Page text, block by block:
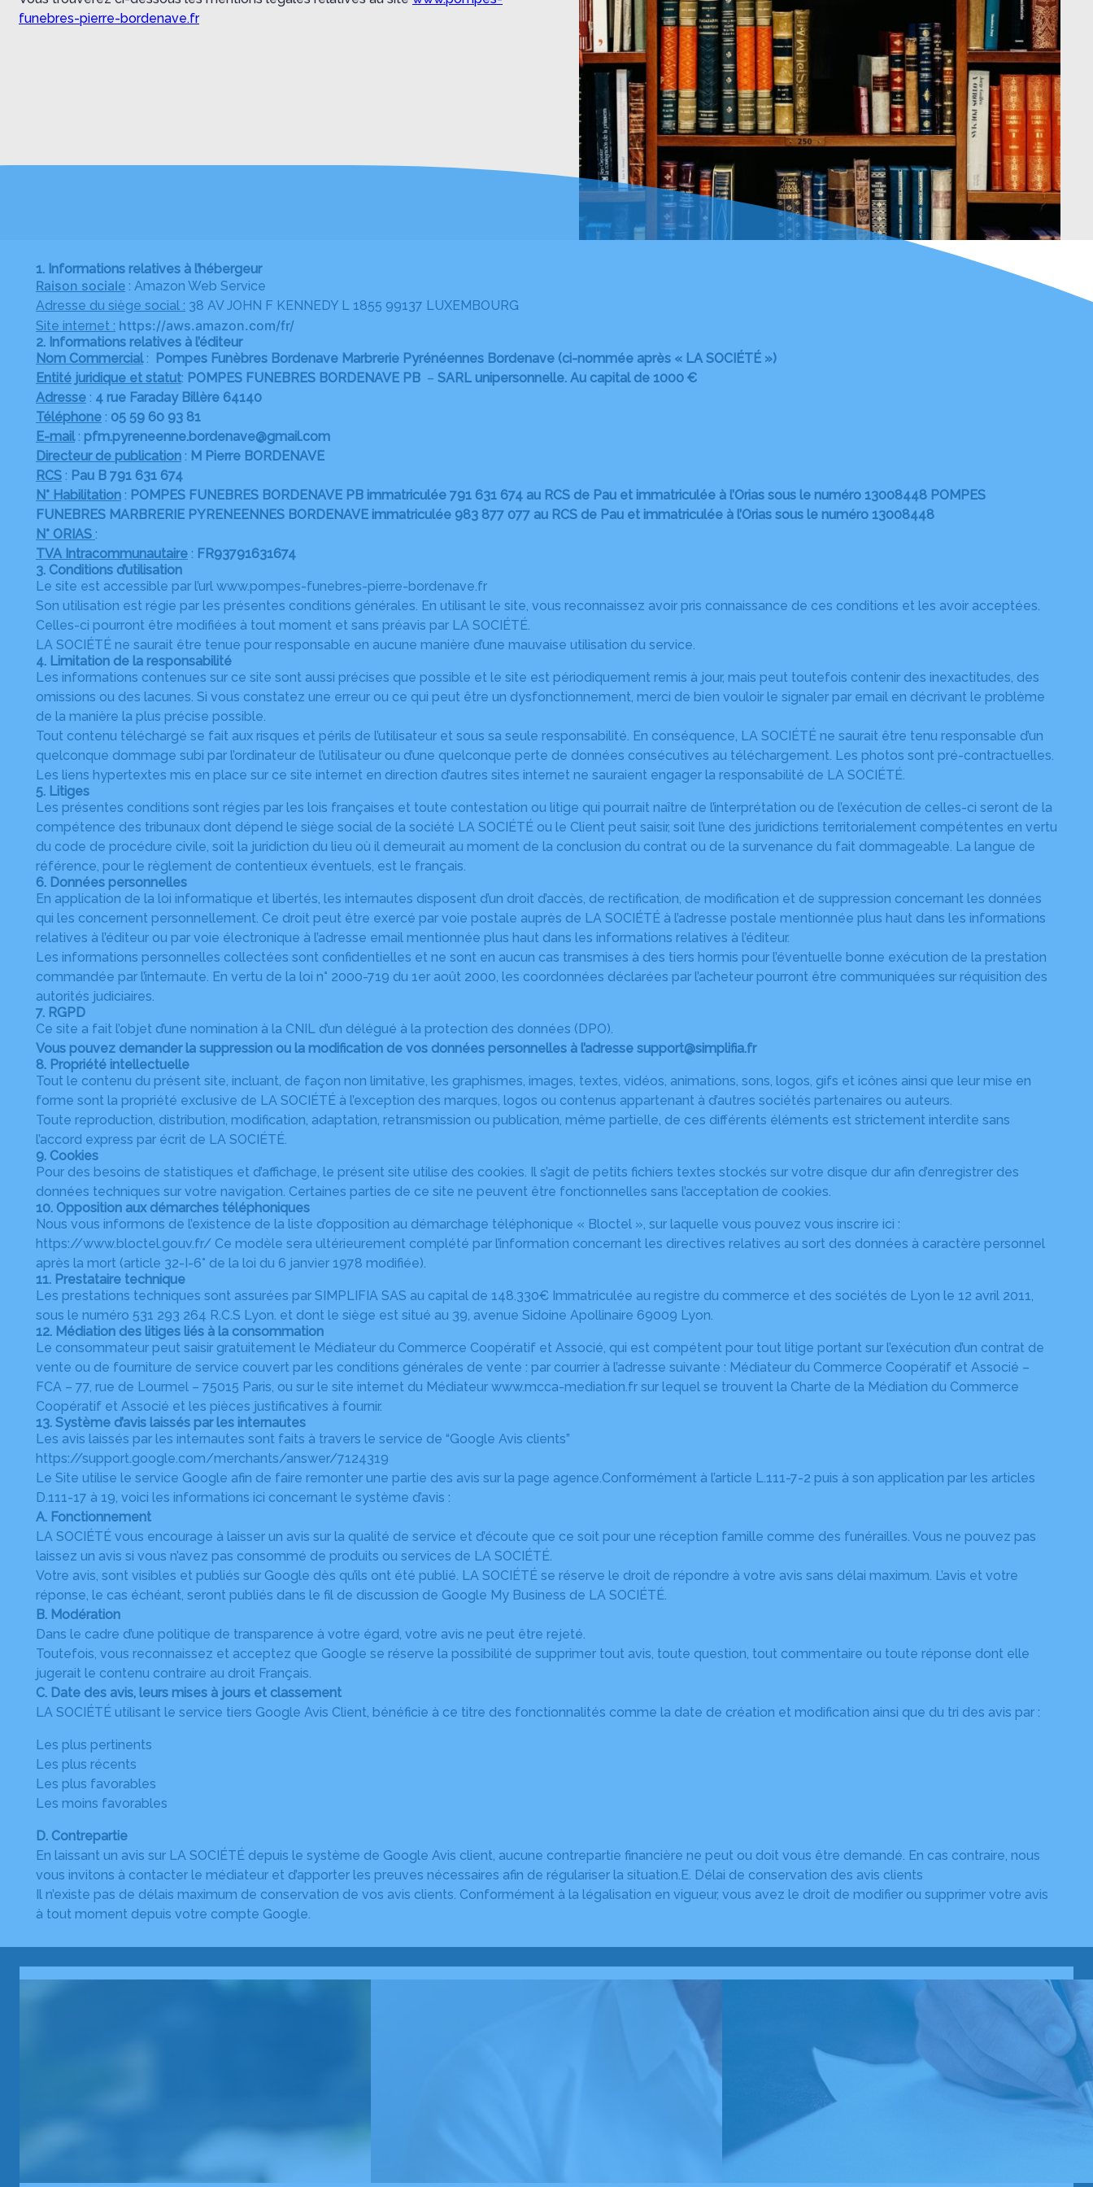
funebres-pierre-bordenave.fr
1. Informations relatives à l’hébergeur
Raison sociale : Amazon Web Service
Adresse du siège social : 38 AV JOHN F KENNEDY L 1855 99137 LUXEMBOURG
Site internet : https://aws.amazon.com/fr/
2. Informations relatives à l’éditeur
Nom Commercial :
Pompes Funèbres Bordenave Marbrerie Pyrénéennes Bordenave (ci-nommée après « LA SOCIÉTÉ »)
Entité juridique et statut: POMPES FUNEBRES BORDENAVE PB – SARL unipersonnelle. Au capital de 1000 €
Adresse : 4 rue Faraday Billère 64140
Téléphone : 05 59 60 93 81
E-mail: pfm.pyreneenne.bordenave@gmail.com
Directeur de publication : M Pierre BORDENAVE
RCS : Pau B 791 631 674
N° Habilitation : POMPES FUNEBRES BORDENAVE PB immatriculée 791 631 674 au RCS de Pau et immatriculée à l’Orias sous le numéro 13008448 POMPES
FUNEBRES MARBRERIE PYRENEENNES BORDENAVE immatriculée 983 877 077 au RCS de Pau et immatriculée à l’Orias sous le numéro 13008448
N° ORIAS :
TVA Intracommunautaire : FR93791631674
3. Conditions d’utilisation
Le site est accessible par l’url www.pompes-funebres-pierre-bordenave.fr
Son utilisation est régie par les présentes conditions générales. En utilisant le site, vous reconnaissez avoir pris connaissance de ces conditions et les avoir acceptées.
Celles-ci pourront être modifiées à tout moment et sans préavis par LA SOCIÉTÉ.
LA SOCIÉTÉ ne saurait être tenue pour responsable en aucune manière d’une mauvaise utilisation du service.
4. Limitation de la responsabilité
Les informations contenues sur ce site sont aussi précises que possible et le site est périodiquement remis à jour, mais peut toutefois contenir des inexactitudes, des
omissions ou des lacunes. Si vous constatez une erreur ou ce qui peut être un dysfonctionnement, merci de bien vouloir le signaler par email en décrivant le problème
de la manière la plus précise possible.
Tout contenu téléchargé se fait aux risques et périls de l’utilisateur et sous sa seule responsabilité. En conséquence, LA SOCIÉTÉ ne saurait être tenu responsable d’un
quelconque dommage subi par l’ordinateur de l’utilisateur ou d’une quelconque perte de données consécutives au téléchargement. Les photos sont pré-contractuelles.
Les liens hypertextes mis en place sur ce site internet en direction d’autres sites internet ne sauraient engager la responsabilité de LA SOCIÉTÉ.
5. Litiges
Les présentes conditions sont régies par les lois françaises et toute contestation ou litige qui pourrait naître de l’interprétation ou de l’exécution de celles-ci seront de la
compétence des tribunaux dont dépend le siège social de la société LA SOCIÉTÉ ou le Client peut saisir, soit l’une des juridictions territorialement compétentes en vertu
du code de procédure civile, soit la juridiction du lieu où il demeurait au moment de la conclusion du contrat ou de la survenance du fait dommageable. La langue de
référence, pour le règlement de contentieux éventuels, est le français.
6. Données personnelles
En application de la loi informatique et libertés, les internautes disposent d’un droit d’accès, de rectification, de modification et de suppression concernant les données
qui les concernent personnellement. Ce droit peut être exercé par voie postale auprès de LA SOCIÉTÉ à l’adresse postale mentionnée plus haut dans les informations
relatives à l’éditeur ou par voie électronique à l’adresse email mentionnée plus haut dans les informations relatives à l’éditeur.
Les informations personnelles collectées sont confidentielles et ne sont en aucun cas transmises à des tiers hormis pour l’éventuelle bonne exécution de la prestation
commandée par l’internaute. En vertu de la loi n° 2000-719 du 1er août 2000, les coordonnées déclarées par l’acheteur pourront être communiquées sur réquisition des
autorités judiciaires.
7. RGPD
Ce site a fait l’objet d’une nomination à la CNIL d’un délégué à la protection des données (DPO).
Vous pouvez demander la suppression ou la modification de vos données personnelles à l’adresse support@simplifia.fr
8. Propriété intellectuelle
Tout le contenu du présent site, incluant, de façon non limitative, les graphismes, images, textes, vidéos, animations, sons, logos, gifs et icônes ainsi que leur mise en
forme sont la propriété exclusive de LA SOCIÉTÉ à l’exception des marques, logos ou contenus appartenant à d’autres sociétés partenaires ou auteurs.
Toute reproduction, distribution, modification, adaptation, retransmission ou publication, même partielle, de ces différents éléments est strictement interdite sans
l’accord express par écrit de LA SOCIÉTÉ.
9. Cookies
Pour des besoins de statistiques et d’affichage, le présent site utilise des cookies. Il s’agit de petits fichiers textes stockés sur votre disque dur afin d’enregistrer des
données techniques sur votre navigation. Certaines parties de ce site ne peuvent être fonctionnelles sans l’acceptation de cookies.
10. Opposition aux démarches téléphoniques
Nous vous informons de l’existence de la liste d’opposition au démarchage téléphonique « Bloctel », sur laquelle vous pouvez vous inscrire ici :
https://www.bloctel.gouv.fr/ Ce modèle sera ultérieurement complété par l’information concernant les directives relatives au sort des données à caractère personnel
après la mort (article 32-I-6° de la loi du 6 janvier 1978 modifiée).
11. Prestataire technique
Les prestations techniques sont assurées par SIMPLIFIA SAS au capital de 148.330€ Immatriculée au registre du commerce et des sociétés de Lyon le 12 avril 2011,
sous le numéro 531 293 264 R.C.S Lyon. et dont le siège est situé au 39, avenue Sidoine Apollinaire 69009 Lyon.
12. Médiation des litiges liés à la consommation
Le consommateur peut saisir gratuitement le Médiateur du Commerce Coopératif et Associé, qui est compétent pour tout litige portant sur l’exécution d’un contrat de
vente ou de fourniture de service couvert par les conditions générales de vente : par courrier à l’adresse suivante : Médiateur du Commerce Coopératif et Associé –
FCA – 77, rue de Lourmel – 75015 Paris, ou sur le site internet du Médiateur www.mcca-mediation.fr sur lequel se trouvent la Charte de la Médiation du Commerce
Coopératif et Associé et les pièces justificatives à fournir.
13. Système d’avis laissés par les internautes
Les avis laissés par les internautes sont faits à travers le service de “Google Avis clients”
https://support.google.com/merchants/answer/7124319
Le Site utilise le service Google afin de faire remonter une partie des avis sur la page agence.Conformément à l’article L.111-7-2 puis à son application par les articles
D.111-17 à 19, voici les informations ici concernant le système d’avis :
A. Fonctionnement
LA SOCIÉTÉ vous encourage à laisser un avis sur la qualité de service et d’écoute que ce soit pour une réception famille comme des funérailles. Vous ne pouvez pas
laissez un avis si vous n’avez pas consommé de produits ou services de LA SOCIÉTÉ.
Votre avis, sont visibles et publiés sur Google dès qu’ils ont été publié. LA SOCIÉTÉ se réserve le droit de répondre à votre avis sans délai maximum. L’avis et votre
réponse, le cas échéant, seront publiés dans le fil de discussion de Google My Business de LA SOCIÉTÉ.
B. Modération
Dans le cadre d’une politique de transparence à votre égard, votre avis ne peut être rejeté.
Toutefois, vous reconnaissez et acceptez que Google se réserve la possibilité de supprimer tout avis, toute question, tout commentaire ou toute réponse dont elle
jugerait le contenu contraire au droit Français.
C. Date des avis, leurs mises à jours et classement
LA SOCIÉTÉ utilisant le service tiers Google Avis Client, bénéficie à ce titre des fonctionnalités comme la date de création et modification ainsi que du tri des avis par :
Les plus pertinents
Les plus récents
Les plus favorables
Les moins favorables
D. Contrepartie
En laissant un avis sur LA SOCIÉTÉ depuis le système de Google Avis client, aucune contrepartie financière ne peut ou doit vous être demandé. En cas contraire, nous
vous invitons à contacter le médiateur et d’apporter les preuves nécessaires afin de régulariser la situation.E. Délai de conservation des avis clients
Il n’existe pas de délais maximum de conservation de vos avis clients. Conformément à la légalisation en vigueur, vous avez le droit de modifier ou supprimer votre avis
à tout moment depuis votre compte Google.